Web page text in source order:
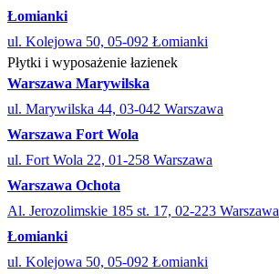
Łomianki
ul. Kolejowa 50, 05-092 Łomianki
Płytki i wyposażenie łazienek
Warszawa Marywilska
ul. Marywilska 44, 03-042 Warszawa
Warszawa Fort Wola
ul. Fort Wola 22, 01-258 Warszawa
Warszawa Ochota
Al. Jerozolimskie 185 st. 17, 02-223 Warszawa
Łomianki
ul. Kolejowa 50, 05-092 Łomianki